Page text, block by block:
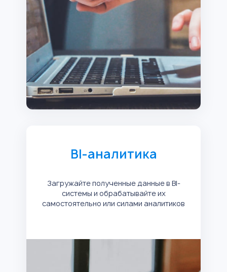
BI-аналитика
Загружайте полученные данные в BI-
системы и обрабатывайте их
самостоятельно или силами аналитиков